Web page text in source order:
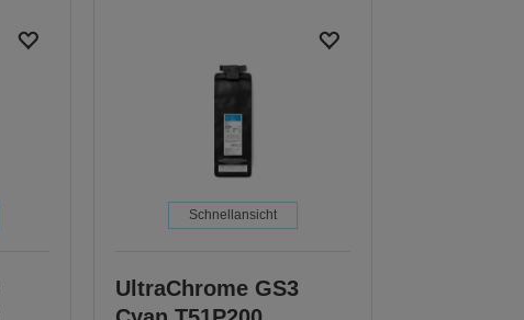
Schnellansicht
UltraChrome GS3